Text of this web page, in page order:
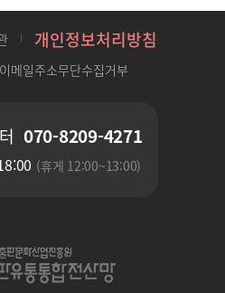
개인정보처리방침
이메일주소무단수집거부
070-8209-4271
(휴게 12:00~13:00)